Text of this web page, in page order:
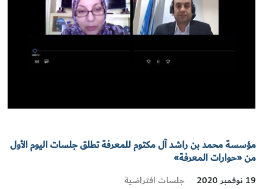
مؤسسة محمد بن راشد آل مكتوم للمعرفة تطلق جلسات اليوم الأول
من «حوارات المعرفة»
19 نوفمبر 2020
جلسات افتراضية